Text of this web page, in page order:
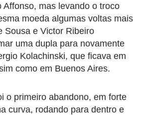
Affonso, mas levando o troco
moeda algumas voltas mais
Sousa e Victor Ribeiro
uma dupla para novamente
Kolachinski, que ficava em
como em Buenos Aires.
o primeiro abandono, em forte
curva, rodando para dentro e